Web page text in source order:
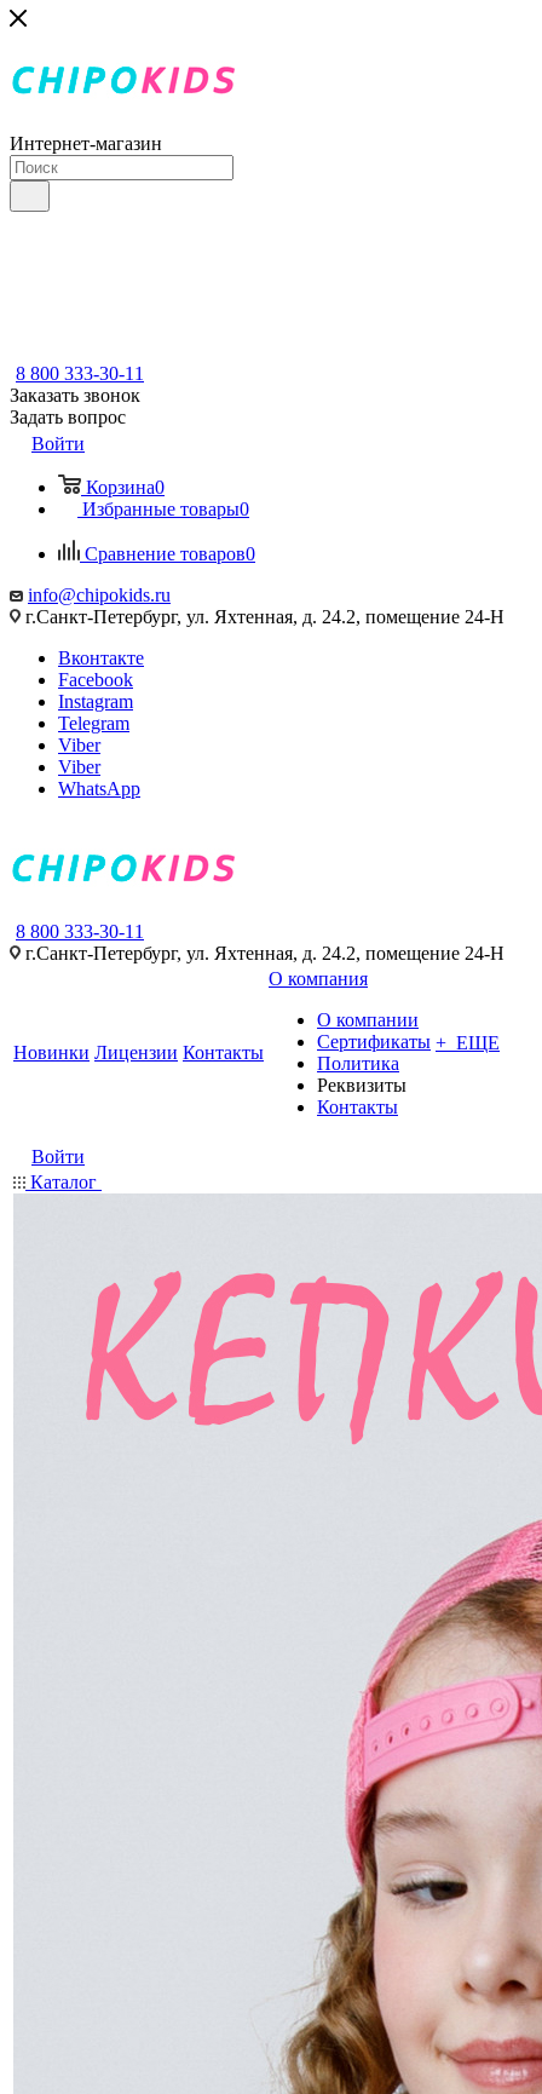
Интернет-магазин
8 800 333-30-11
Заказать звонок
Задать вопрос
Войти
Корзина0
Избранные товары0
Сравнение товаров0
info@chipokids.ru
г.Санкт-Петербург, ул. Яхтенная, д. 24.2, помещение 24-Н
Вконтакте
Facebook
Instagram
Telegram
Viber
Viber
WhatsApp
8 800 333-30-11
г.Санкт-Петербург, ул. Яхтенная, д. 24.2, помещение 24-Н
Новинки Лицензии Контакты
О компания
О компании
Сертификаты
Политика
Реквизиты
Контакты
+ ЕЩЕ
Войти
Каталог